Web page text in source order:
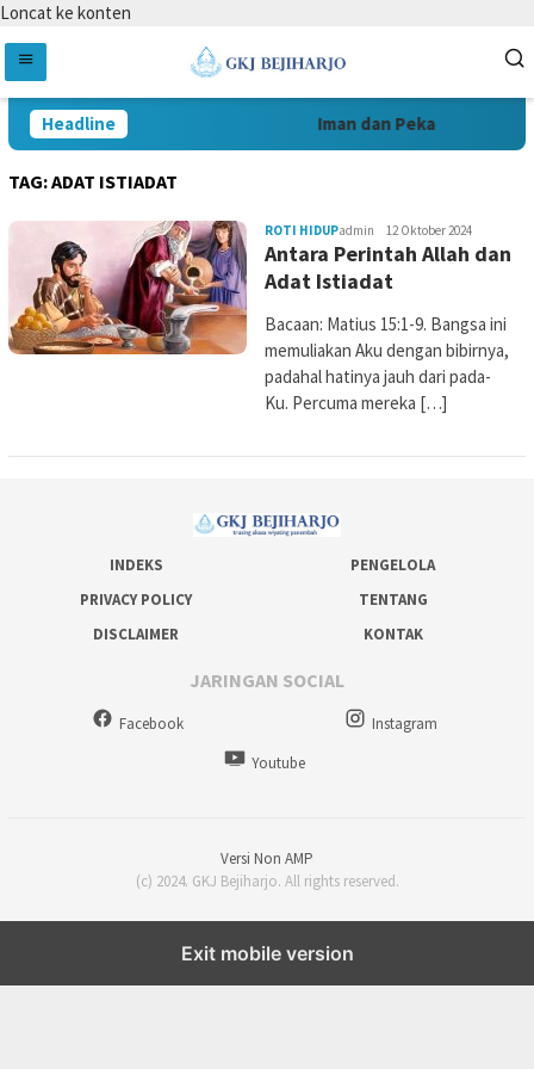
Loncat ke konten
Headline Iman dan Peka
TAG:ADAT ISTIADAT
ROTI HIDUPadmin 12 Oktober 2024
Antara Perintah Allah dan
Adat Istiadat
Bacaan: Matius 15:1-9. Bangsa ini
memuliakan Aku dengan bibirnya,
padahal hatinya jauh dari pada-
Ku. Percuma mereka […]
INDEKS
PENGELOLA
PRIVACY POLICY
TENTANG
DISCLAIMER
KONTAK
JARINGAN SOCIAL
Facebook
Instagram
Youtube
Versi Non AMP
(c) 2024. GKJ Bejiharjo. All rights reserved.
Exit mobile version